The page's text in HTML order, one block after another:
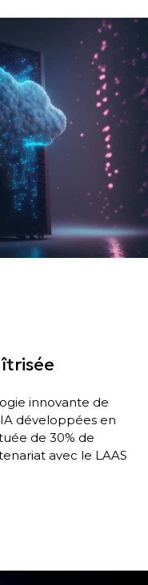
innovante de
développées en
de 30% de
avec le LAAS